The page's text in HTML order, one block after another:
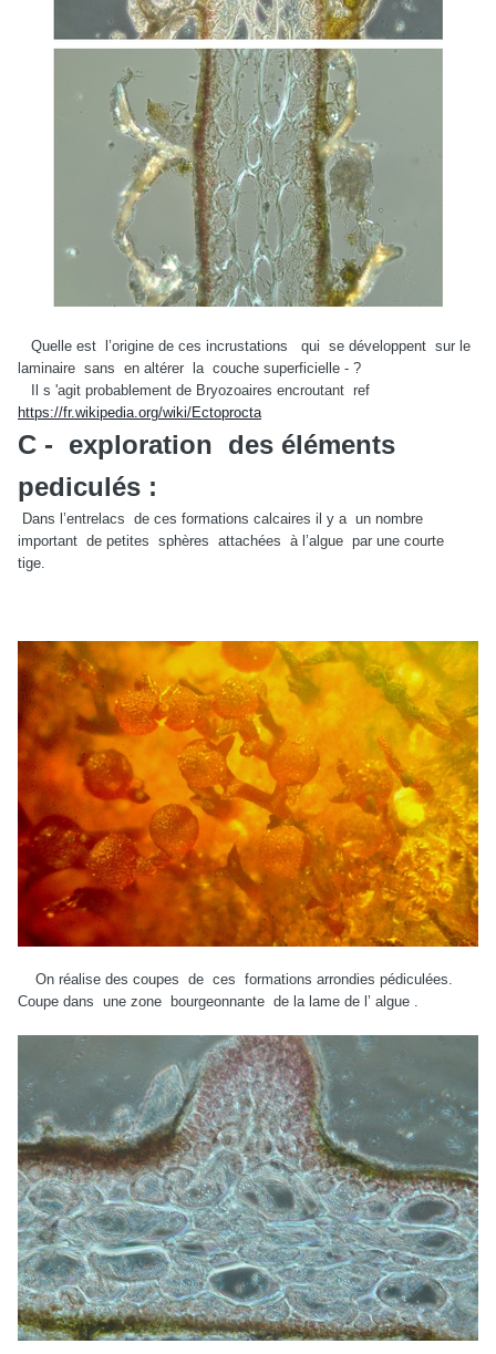
Quelle est l’origine de ces incrustations qui se développent sur le
laminaire sans en altérer la couche superficielle - ?
Il s 'agit probablement de Bryozoaires encroutant ref
https://fr.wikipedia.org/wiki/Ectoprocta
C - exploration des éléments
pediculés :
Dans l’entrelacs de ces formations calcaires il y a un nombre
important de petites sphères attachées à l’algue par une courte
tige.
On réalise des coupes de ces formations arrondies pédiculées.
Coupe dans une zone bourgeonnante de la lame de l’ algue .